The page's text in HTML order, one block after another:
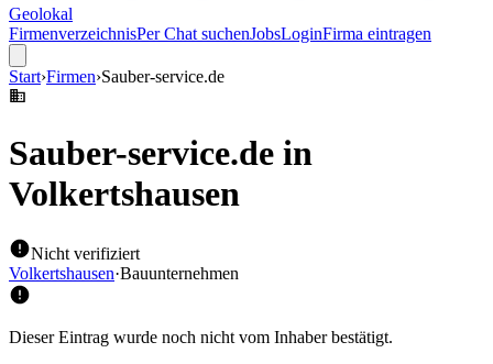
Geolokal
FirmenverzeichnisPer Chat suchenJobsLoginFirma eintragen
Start›Firmen›Sauber-service.de
Sauber-service.de in
Volkertshausen
Nicht verifiziert
Volkertshausen·Bauunternehmen
Dieser Eintrag wurde noch nicht vom Inhaber bestätigt.